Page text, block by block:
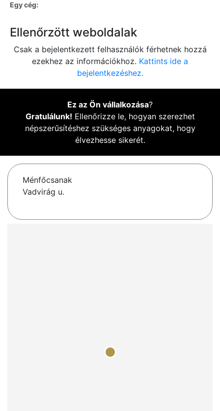
Egy cég:
Ellenőrzött weboldalak
Csak a bejelentkezett felhasználók férhetnek hozzá
ezekhez az információkhoz. Kattints ide a
bejelentkezéshez.
Ez az Ön vállalkozása?
Gratulálunk! Ellenőrizze le, hogyan szerezhet
népszerűsítéshez szükséges anyagokat, hogy
élvezhesse sikerét.
Ménfőcsanak
Vadvirág u.